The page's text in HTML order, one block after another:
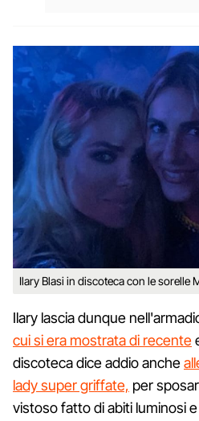
Ilary Blasi in discoteca con le sorelle
Ilary lascia dunque
cui si era mostrata di recente
discoteca dice addio anche
lady super griffate, per
vistoso fatto di abiti luminosi